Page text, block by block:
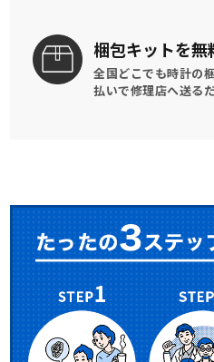
梱包キットを無
全国どこでも時計の
払いで修理店へ送るだ